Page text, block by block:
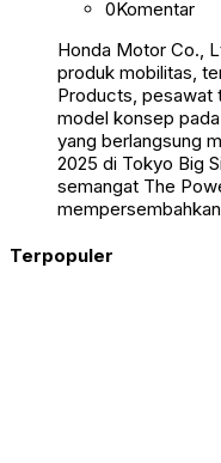
0Komentar
Honda Motor Co.,
produk mobilitas,
Products, pesawat
model konsep
yang berlangsung
2025 di Tokyo Big
semangat The
Terpopuler